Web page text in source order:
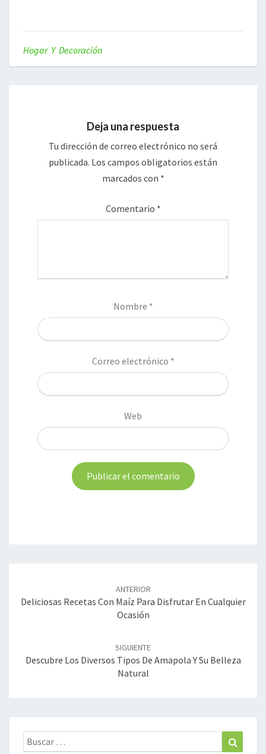
Hogar Y Decoración
Deja una respuesta
Tu dirección de correo electrónico no será
publicada. Los campos obligatorios están
marcados con *
Comentario *
Nombre *
Correo electrónico *
Web
entradas
ANTERIOR
Deliciosas Recetas Con Maíz Para Disfrutar En Cualquier
Ocasión
SIGUIENTE
Descubre Los Diversos Tipos De Amapola Y Su Belleza
Natural
Buscar: